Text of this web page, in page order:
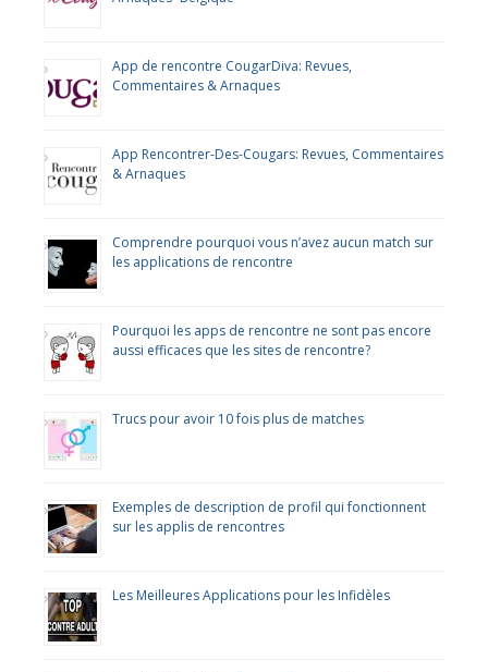
App de rencontre CougarDiva: Revues,
Commentaires & Arnaques
App Rencontrer-Des-Cougars: Revues, Commentaires
& Arnaques
Comprendre pourquoi vous n’avez aucun match sur
les applications de rencontre
Pourquoi les apps de rencontre ne sont pas encore
aussi efficaces que les sites de rencontre?
Trucs pour avoir 10 fois plus de matches
Exemples de description de profil qui fonctionnent
sur les applis de rencontres
Les Meilleures Applications pour les Infidèles